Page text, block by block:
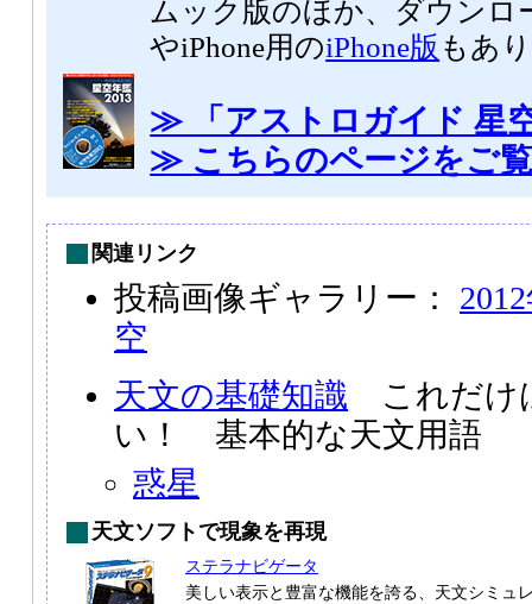
ムック版のほか、ダウンロ
やiPhone用のiPhone版 もあ
≫ 「アストロガイド 星
≫ こちらのページをご
関連リンク
投稿画像ギャラリー：
空
天文の基礎知識 これだけ
い！ 基本的な天文用語
惑星
天文ソフトで現象を再現
ステラナビゲータ
美しい表示と豊富な機能を誇る、天文シミュ